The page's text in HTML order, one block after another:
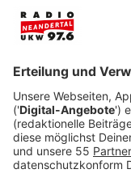
Anzeige
Im privaten
Beschränkung.
Empfehlung, sich
sogar zehn Gäste
Ministerpräsident